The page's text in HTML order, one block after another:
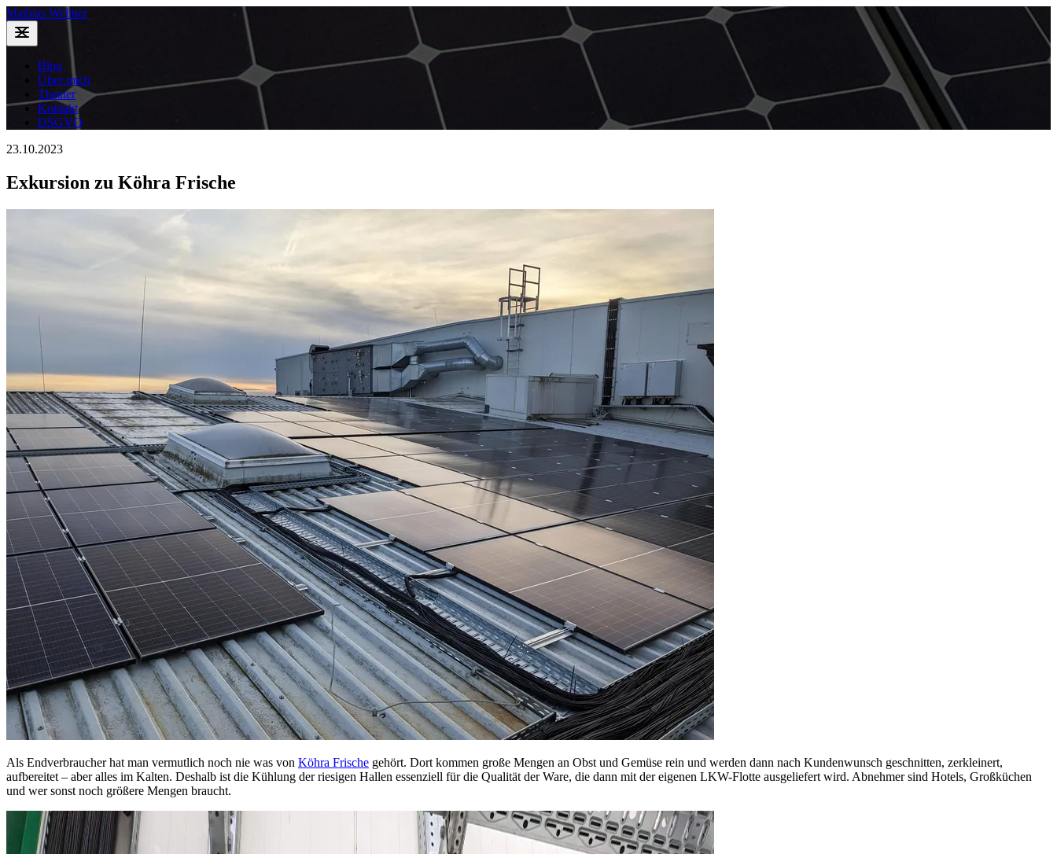
Mathias Wellner
Blog
Über mich
Theater
Kontakt
DSGVO
23.10.2023
Exkursion zu Köhra Frische
Als Endverbraucher hat man vermutlich noch nie was von Köhra Frische gehört. Dort kommen große Mengen an Obst und Gemüse rein und werden dann nach Kundenwunsch geschnitten, zerkleinert,
aufbereitet – aber alles im Kalten. Deshalb ist die Kühlung der riesigen Hallen essenziell für die Qualität der Ware, die dann mit der eigenen LKW-Flotte ausgeliefert wird. Abnehmer sind Hotels, Großküchen
und wer sonst noch größere Mengen braucht.